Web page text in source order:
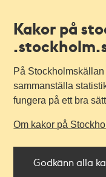
Kakor på
På
sammanställa
fungera på ett bra
Om kakor på
Godkänn alla